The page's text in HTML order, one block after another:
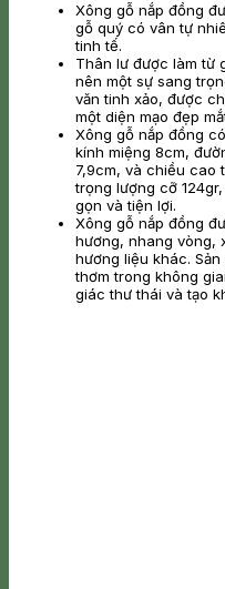
Xông gỗ nắp đồng
gỗ quý có vân tự
tinh tế.
Thân lư được làm từ
nên một sự sang
văn tinh xảo, được
một diện mạo đẹp
Xông gỗ nắp đồng
kính miệng 8cm,
7,9cm, và chiều cao
trọng lượng cỡ
gọn và tiện lợi.
Xông gỗ nắp đồng
hương, nhang vòng,
hương liệu khác.
thơm trong không
giác thư thái và tạo